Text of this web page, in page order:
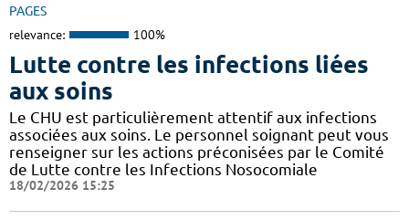
PAGES
relevance: 100%
Lutte contre les infections liées
aux soins
Le CHU est particulièrement attentif aux infections
associées aux soins. Le personnel soignant peut vous
renseigner sur les actions préconisées par le Comité
de Lutte contre les Infections Nosocomiale
18/02/2026 15:25